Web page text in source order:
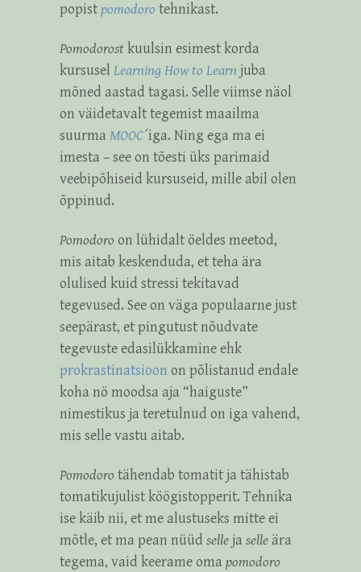
popistpomodoro tehnikast.
Pomodorostkuulsin esimest korda
kursuselLearning How to Learn juba
mõned aastad tagasi. Selle viimse näol
on väidetavalt tegemist maailma
suurma MOOC´iga. Ning ega ma ei
imesta – see on tõesti üks parimaid
veebipõhiseid kursuseid, mille abil olen
õppinud.
Pomodoro on lühidalt öeldes meetod,
mis aitab keskenduda, et teha ära
olulised kuid stressi tekitavad
tegevused. See on väga populaarne just
seepärast, et pingutust nõudvate
tegevuste edasilükkamine ehk
prokrastinatsioon on põlistanud endale
koha nö moodsa aja “haiguste”
nimestikus ja teretulnud on iga vahend,
mis selle vastu aitab.
Pomodoro tähendab tomatit ja tähistab
tomatikujulist köögistopperit. Tehnika
ise käib nii, et me alustuseks mitte ei
mõtle, et ma pean nüüd selle ja selle ära
tegema, vaid keerame oma pomodoro